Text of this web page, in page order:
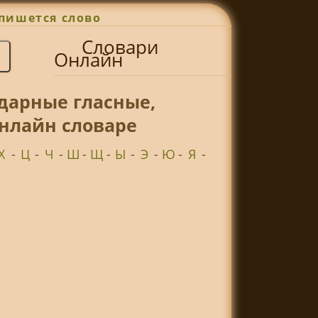
слово
Словари
Онлайн
гласные,
словаре
- Ц - Ч - Ш - Щ - Ы - Э - Ю- Я -